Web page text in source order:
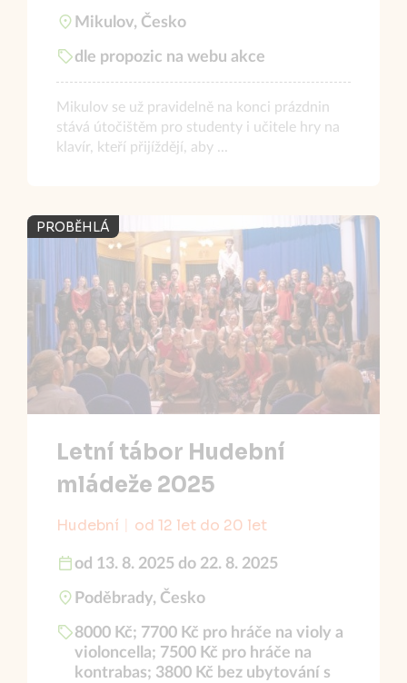
Mikulov, Česko
dle propozic na webu akce
Mikulov se už pravidelně na konci prázdnin
stává útočištěm pro studenty i učitele hry na
klavír, kteří přijíždějí, aby ...
PROBĚHLÁ
Letní tábor Hudební
mládeže 2025
Hudební od 12 let do 20 let
od 13. 8. 2025 do 22. 8. 2025
Poděbrady, Česko
8000 Kč; 7700 Kč pro hráče na violy a
violoncella; 7500 Kč pro hráče na
kontrabas; 3800 Kč bez ubytování s